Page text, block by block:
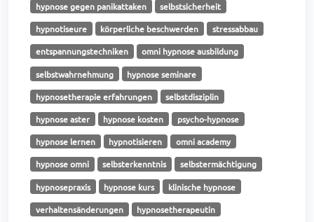
hypnose gegen panikattaken selbstsicherheit
hypnotiseure körperliche beschwerden stressabbau
entspannungstechniken omni hypnose ausbildung
selbstwahrnehmung hypnose seminare
hypnosetherapie erfahrungen selbstdisziplin
hypnose aster hypnose kosten psycho-hypnose
hypnose lernen hypnotisieren omni academy
hypnose omni selbsterkenntnis selbstermächtigung
hypnosepraxis hypnose kurs klinische hypnose
verhaltensänderungen hypnosetherapeutin